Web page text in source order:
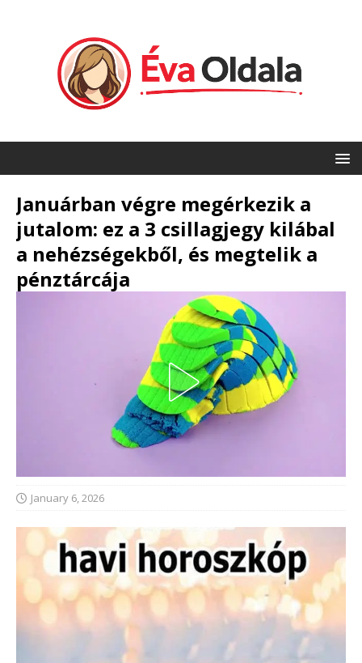
Januárban végre megérkezik a
jutalom: ez a 3 csillagjegy kilábal
a nehézségekből, és megtelik a
pénztárcája
January 6, 2026